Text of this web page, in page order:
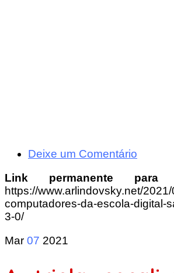
Deixe um Comentário
Link permanente para
https://www.arlindovsky.net/
computadores-da-escola-digital-
3-0/
Mar 07 2021